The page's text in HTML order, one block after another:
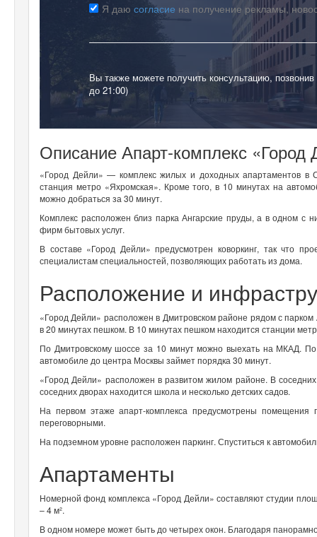
Я даю согласие на получение рекламы,
Вы также можете получить консультацию,
до 21:00)
Описание Апарт-комплекс «Город
«Город Дейли» — комплекс жилых и доходных апартаментов в
станция метро «Яхромская». Кроме того, в 10 минутах на
можно добраться за 30 минут.
Комплекс расположен близ парка Ангарские пруды, а в одном с
фирм бытовых услуг.
В составе «Город Дейли» предусмотрен коворкинг, так что
специалистам специальностей, позволяющих работать из дома.
Расположение и
«Город Дейли» расположен в Дмитровском районе рядом с
в 20 минутах пешком. В 10 минутах пешком находится станции
По Дмитровскому шоссе за 10 минут можно выехать на МКАД.
автомобиле до центра Москвы займет порядка 30 минут.
«Город Дейли» расположен в развитом жилом районе. В
соседних дворах находится школа и несколько детских садов.
На первом этаже апарт-комплекса предусмотрены
переговорными.
На подземном уровне расположен паркинг. Спуститься к
Апартаменты
Номерной фонд комплекса «Город Дейли» составляют студии
– 4 м².
В одном номере может быть до четырех окон. Благодаря